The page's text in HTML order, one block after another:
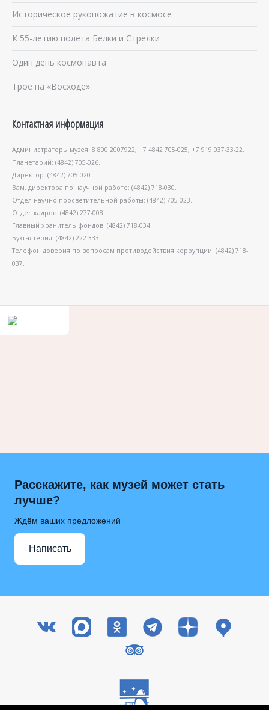
Историческое рукопожатие в космосе
К 55-летию полёта Белки и Стрелки
Один день космонавта
Трое на «Восходе»
Контактная информация
Администраторы музея: 8 800 2007922, +7 4842 705-025, +7 919 037-33-22.
Планетарий: (4842) 705-026.
Директор: (4842) 705-020.
Зам. директора по научной работе: (4842) 718-030.
Отдел научно-просветительной работы: (4842) 705-023.
Отдел кадров: (4842) 277-008.
Главный хранитель фондов: (4842) 718-034.
Бухгалтерия: (4842) 222-333.
Телефон доверия по вопросам противодействия коррупции: (4842) 718-
037.
Расскажите, как музей может стать
лучше?
Ждём ваших предложений
Написать